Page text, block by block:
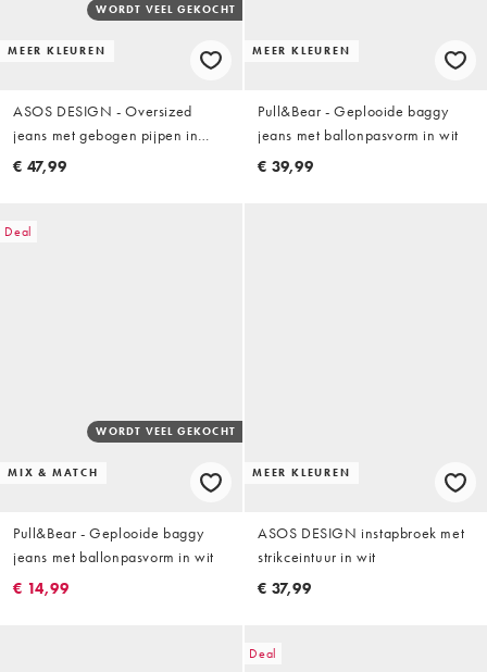
MEER KLEUREN
WORDT VEEL GEKOCHT
ASOS DESIGN - Oversized
jeans met gebogen pijpen in
ecru
€ 47,99
MEER KLEUREN
Pull&Bear - Geplooide baggy
jeans met ballonpasvorm in wit
€ 39,99
Deal
MIX & MATCH
WORDT VEEL GEKOCHT
Pull&Bear - Geplooide baggy
jeans met ballonpasvorm in wit
€ 14,99
MEER KLEUREN
ASOS DESIGN instapbroek met
strikceintuur in wit
€ 37,99
Deal